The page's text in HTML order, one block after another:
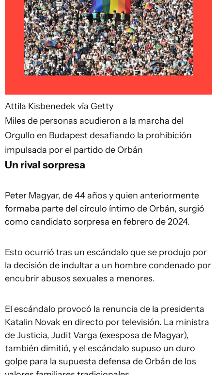
Attila Kisbenedek vía Getty
Miles de personas acudieron a la marcha del
Orgullo en Budapest desafiando la prohibición
impulsada por el partido de Orbán
Un rival sorpresa
Peter Magyar, de 44 años y quien anteriormente
formaba parte del círculo íntimo de Orbán, surgió
como candidato sorpresa en febrero de 2024.
Esto ocurrió tras un escándalo que se produjo por
la decisión de indultar a un hombre condenado por
encubrir abusos sexuales a menores.
El escándalo provocó la renuncia de la presidenta
Katalin Novak en directo por televisión. La ministra
de Justicia, Judit Varga (exesposa de Magyar),
también dimitió, y el escándalo supuso un duro
golpe para la supuesta defensa de Orbán de los